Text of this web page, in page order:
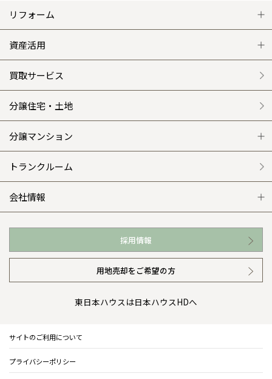
注文住宅 トップ
グレートステージ
クレステージ
施工事例
平屋の家
外観・インテリア集
WEB住宅展示場
お近くの展示場
イベント情報
住まいのコラム
リフォーム
リフォーム トップ
リフォームメニュー
選ばれる理由
リフォームの流れ
介護保険利用で快適リフォーム
カタログ請求（無料）
資産活用
資産活用 トップ
賃貸併用住宅のメリット
安心のサポートシステム
商品紹介
展示場案内
買取サービス
分譲住宅・土地
分譲マンション
分譲マンション トップ
ワザックとは
高い信頼性
安心の管理体制
トランクルーム
会社情報
会社情報 トップ
ニュースリリース
会社概要
採用情報
用地売却をご希望の方
東日本ハウスは日本ハウスHDへ
サイトのご利用について
プライバシーポリシー